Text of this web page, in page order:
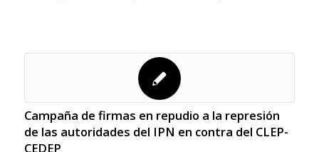
Campaña de firmas en repudio a la represión
de las autoridades del IPN en contra del CLEP-
CEDEP